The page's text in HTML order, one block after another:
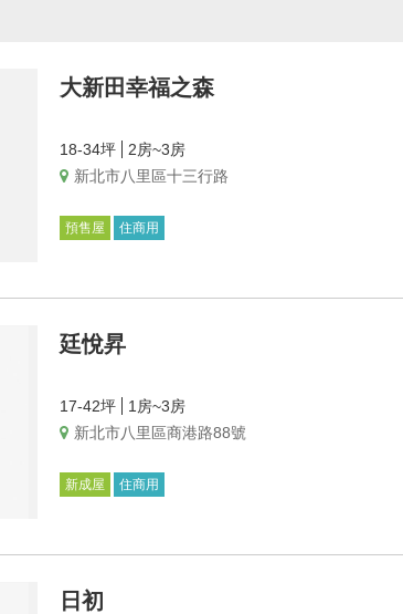
大新田幸福之森
18-34坪
2房~3房
新北市八里區十三行路
預售屋 住商用
廷悅昇
17-42坪
1房~3房
新北市八里區商港路88號
新成屋 住商用
日初